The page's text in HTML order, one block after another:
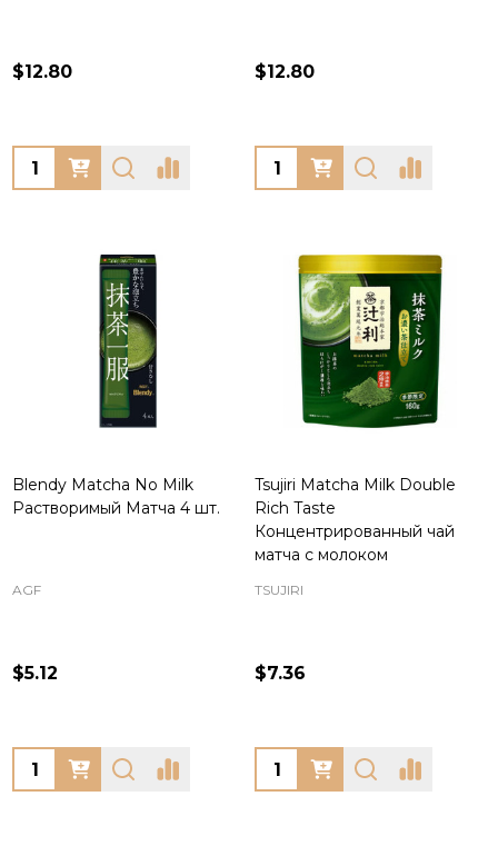
$12.80
Quantity:
$12.80
Quantity:
Blendy Matcha No Milk
Растворимый Матча 4 шт.
AGF
$5.12
Quantity:
Tsujiri Matcha Milk Double
Rich Taste
Концентрированный чай
матча с молоком
TSUJIRI
$7.36
Quantity: